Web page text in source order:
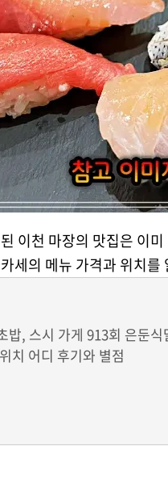
이천 마장의 맛집은 이
세의 메뉴 가격과 위치를
밥, 스시 가게 913회 은둔
치 어디 후기와 별점